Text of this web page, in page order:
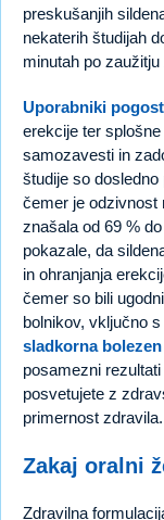
preskušanjih
nekaterih študijah
minutah po zaužitju
Uporabniki
erekcije ter
samozavesti in
študije so
čemer je odzivnost
znašala od 69 %
pokazale, da
in ohranjanja
čemer so bili
bolnikov, vključno
sladkorna bolezen
posamezni
posvetujete z
primernost zdravila.
Zakaj oralni
Zdravilna